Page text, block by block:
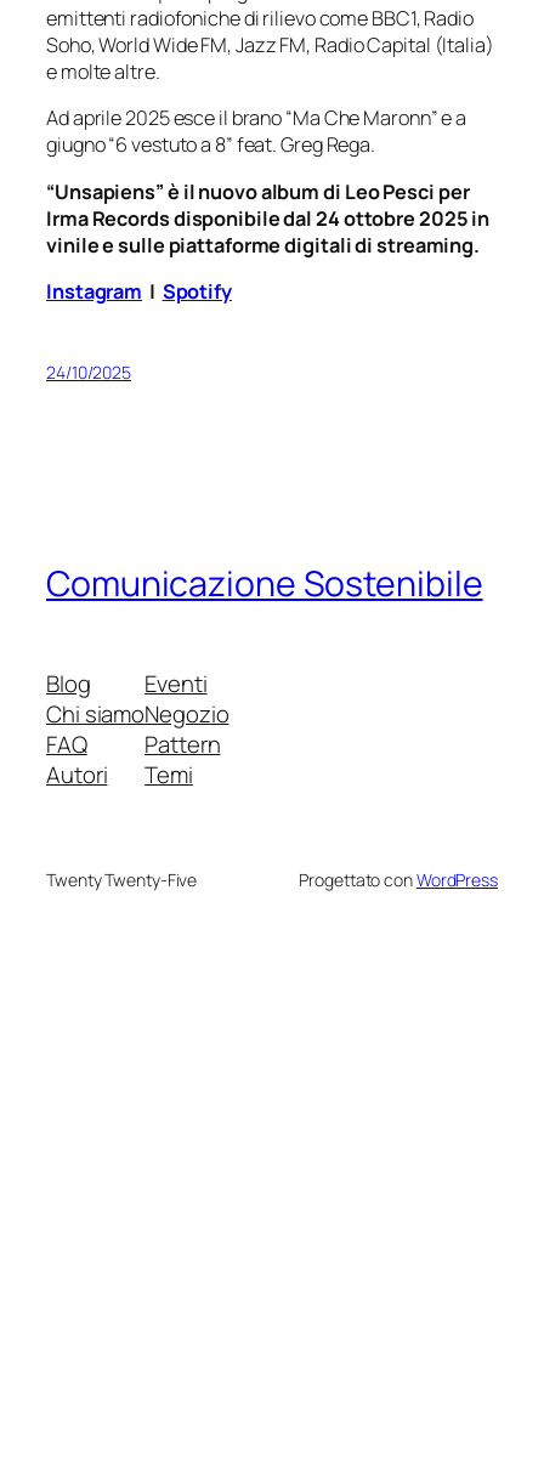
emittenti radiofoniche di rilievo come BBC1, Radio
Soho, World Wide FM, Jazz FM, Radio Capital (Italia)
e molte altre.
Ad aprile 2025 esce il brano “Ma Che Maronn” e a
giugno “6 vestuto a 8” feat. Greg Rega.
“Unsapiens” è il nuovo album di Leo Pesci per
Irma Records disponibile dal 24 ottobre 2025 in
vinile e sulle piattaforme digitali di streaming.
Instagram | Spotify
24/10/2025
Comunicazione Sostenibile
Blog
Chi siamo
FAQ
Autori
Eventi
Negozio
Pattern
Temi
Twenty Twenty-Five Progettato conWordPress